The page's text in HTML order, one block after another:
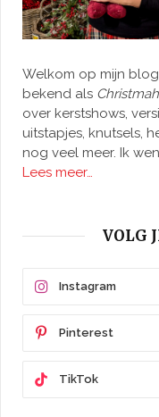
Welkom op mijn
bekend als
over kerstshows,
uitstapjes, knutsels,
nog veel meer. Ik
Lees meer…
VOLG
Instagram
Pinterest
TikTok